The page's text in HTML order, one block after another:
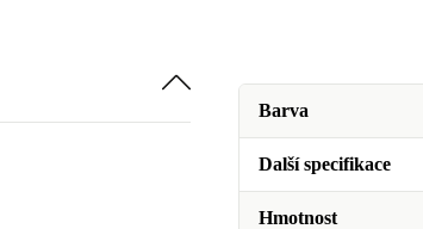
Barva
Další specifikace
Hmotnost